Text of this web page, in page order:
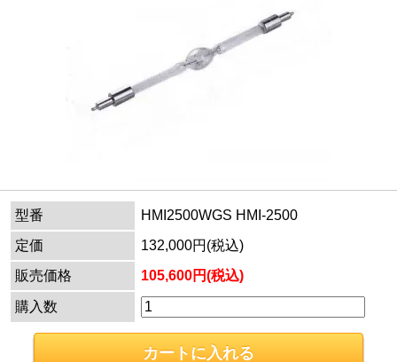
型番
HMI2500WGS HMI-2500
定価
132,000円(税込)
販売価格
105,600円(税込)
購入数